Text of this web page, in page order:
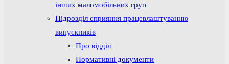
інших маломобільних груп
Підрозділ сприяння працевлаштуванню
випускників
Про відділ
Нормативні документи